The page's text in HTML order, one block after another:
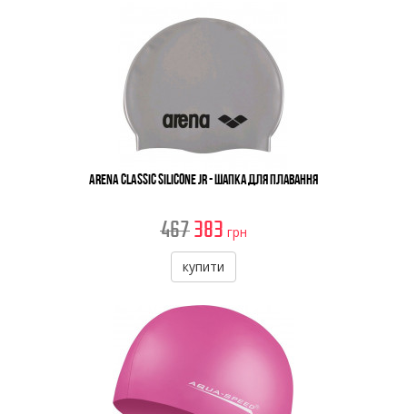
Arena Classic Silicone Jr - Шапка Для Плавання
467383 грн
купити